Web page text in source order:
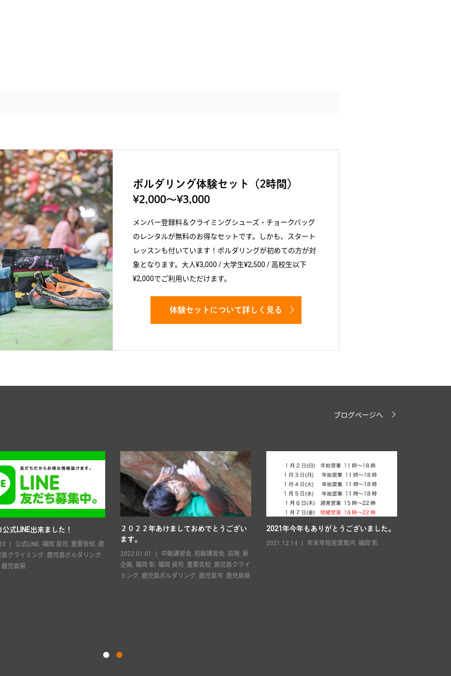
ボルダリング体験セット（2時間）
¥2,000〜¥3,000
メンバー登録料＆クライミングシューズ・チョークバッグ
のレンタルが無料のお得なセットです。しかも、スタート
レッスンも付いています！ボルダリングが初めての方が対
象となります。大人¥3,000 / 大学生¥2,500 / 高校生以下
¥2,000でご利用いただけます。
体験セットについて詳しく見る
ブログページへ
式LINE出来ました！
公式LINE 福岡 良司 重要告知
鹿
島クライミング 鹿児島ボルダリング
鹿児島県
２０２２年あけましておめでとうござい
ます。
2022.01.01 中級講習会 初級講習会 岩場, 新
企画 福岡 彰 福岡 良司 重要告知
鹿児島クライ
ミング 鹿児島ボルダリング 鹿児島市, 鹿児島県
2021年今年もありがとうございました。
2021.12.14 年末年始営業案内 福岡 彰